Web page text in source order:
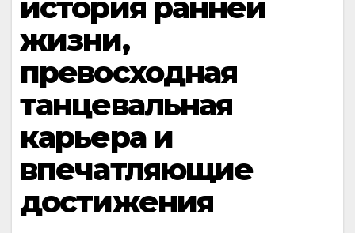
история ранней
жизни,
превосходная
танцевальная
карьера и
впечатляющие
достижения